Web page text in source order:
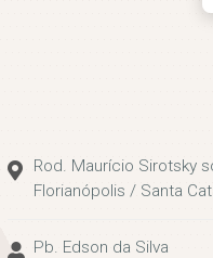
Rod. Maurício Sirotsky
Florianópolis / Santa
Pb. Edson da Silva